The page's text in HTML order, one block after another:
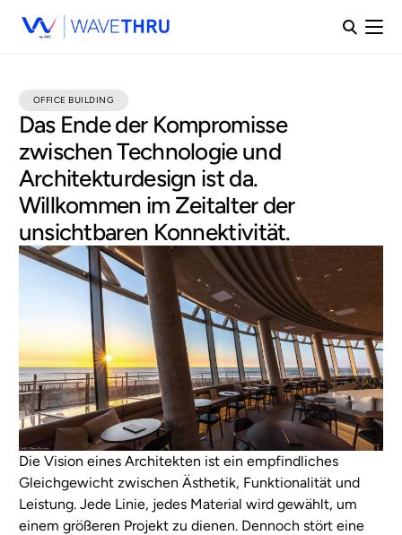
OFFICE BUILDING
Das Ende der Kompromisse
zwischen Technologie und
Architekturdesign ist da.
Willkommen im Zeitalter der
unsichtbaren Konnektivität.
Die Vision eines Architekten ist ein empfindliches
Gleichgewicht zwischen Ästhetik, Funktionalität und
Leistung. Jede Linie, jedes Material wird gewählt, um
einem größeren Projekt zu dienen. Dennoch stört eine
DE